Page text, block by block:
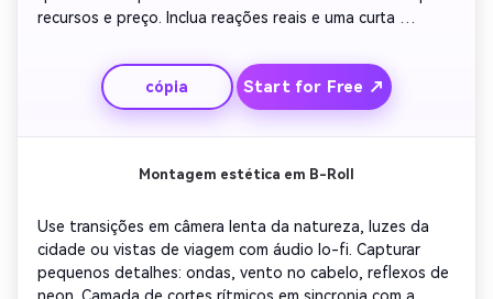
recursos e preço. Inclua reações reais e uma curta
ação encorajando os espectadores a conferir o link na
biografia.
cópia Start for Free ↗
Montagem estética em B-Roll
Use transições em câmera lenta da natureza, luzes da
cidade ou vistas de viagem com áudio lo-fi. Capturar
pequenos detalhes: ondas, vento no cabelo, reflexos de